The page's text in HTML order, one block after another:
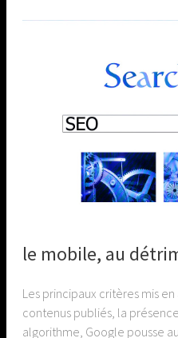
le mobile, au
Les principaux critères mis
contenus publiés, la
algorithme, Google pousse